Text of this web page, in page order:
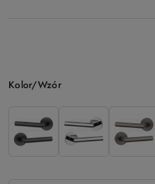
Wariant
Kolor/Wzór